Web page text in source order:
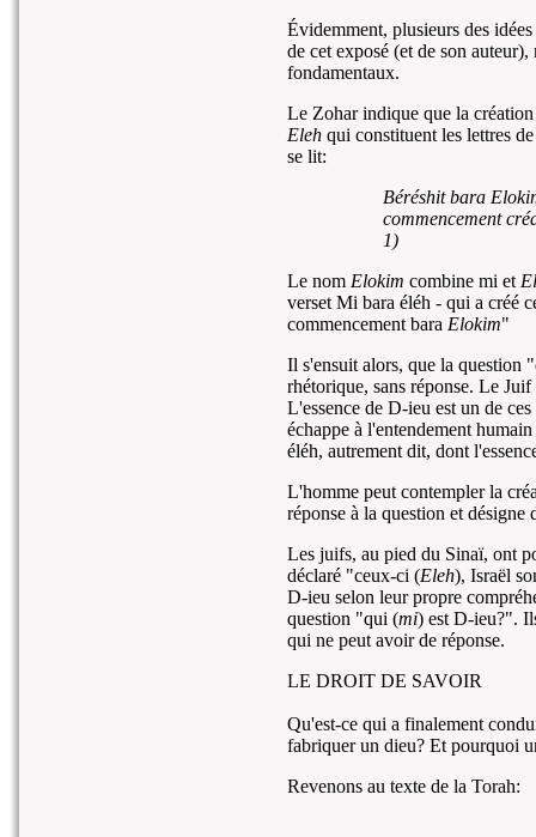
Évidemment, plusieurs des
de cet exposé (et de son
fondamentaux.
Le Zohar indique que la
Eleh qui constituent les lettres
se lit:
Béréshit bara
commencement
1)
Le nom Elokim combine mi et
verset Mi bara éléh - qui a créé
commencement bara Elokim"
Il s'ensuit alors, que la question
rhétorique, sans réponse. Le
L'essence de D-ieu est un de
échappe à l'entendement
éléh, autrement dit, dont
L'homme peut contempler la
réponse à la question et
Les juifs, au pied du Sinaï, ont
déclaré "ceux-ci (Eleh), Israël
D-ieu selon leur propre
question "qui (mi) est D-ieu?".
qui ne peut avoir de réponse.
LE DROIT DE SAVOIR
Qu'est-ce qui a finalement
fabriquer un dieu? Et pourquoi
Revenons au texte de la Torah: